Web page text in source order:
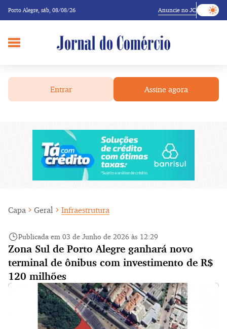
Porto Alegre, sáb, 08/08/26 Anuncie no JC
Entrar Assine agora
Capa Geral Infraestrutura
Publicada em 03 de Junho de 2026 às 12:29
Zona Sul de Porto Alegre ganhará novo
terminal de ônibus com investimento de R$
120 milhões